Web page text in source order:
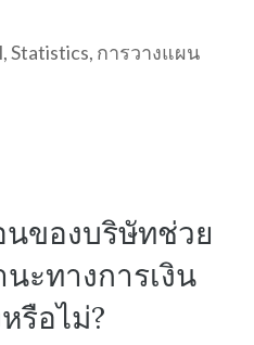
,Statistics, การวางแผน
ของบริษัทช่วย
ะทางการเงิน
รือไม่?